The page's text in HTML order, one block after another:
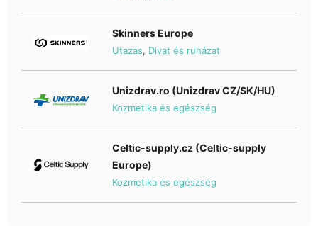
Skinners Europe
Utazás, Divat és ruházat
Unizdrav.ro (Unizdrav CZ/SK/HU)
Kozmetika és egészség
Celtic-supply.cz (Celtic-supply
Europe)
Kozmetika és egészség